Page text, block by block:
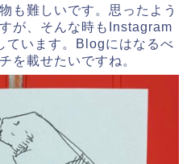
も難しいです。思ったよう
が、そんな時もInstagram
ています。Blogにはなるべ
を載せたいですね。